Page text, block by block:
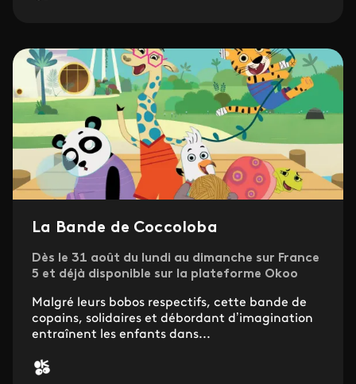
La Bande de Coccoloba
Dès le 31 août du lundi au dimanche sur France
5 et déjà disponible sur la plateforme Okoo
Malgré leurs bobos respectifs, cette bande de
copains, solidaires et débordant d’imagination
entraînent les enfants dans...